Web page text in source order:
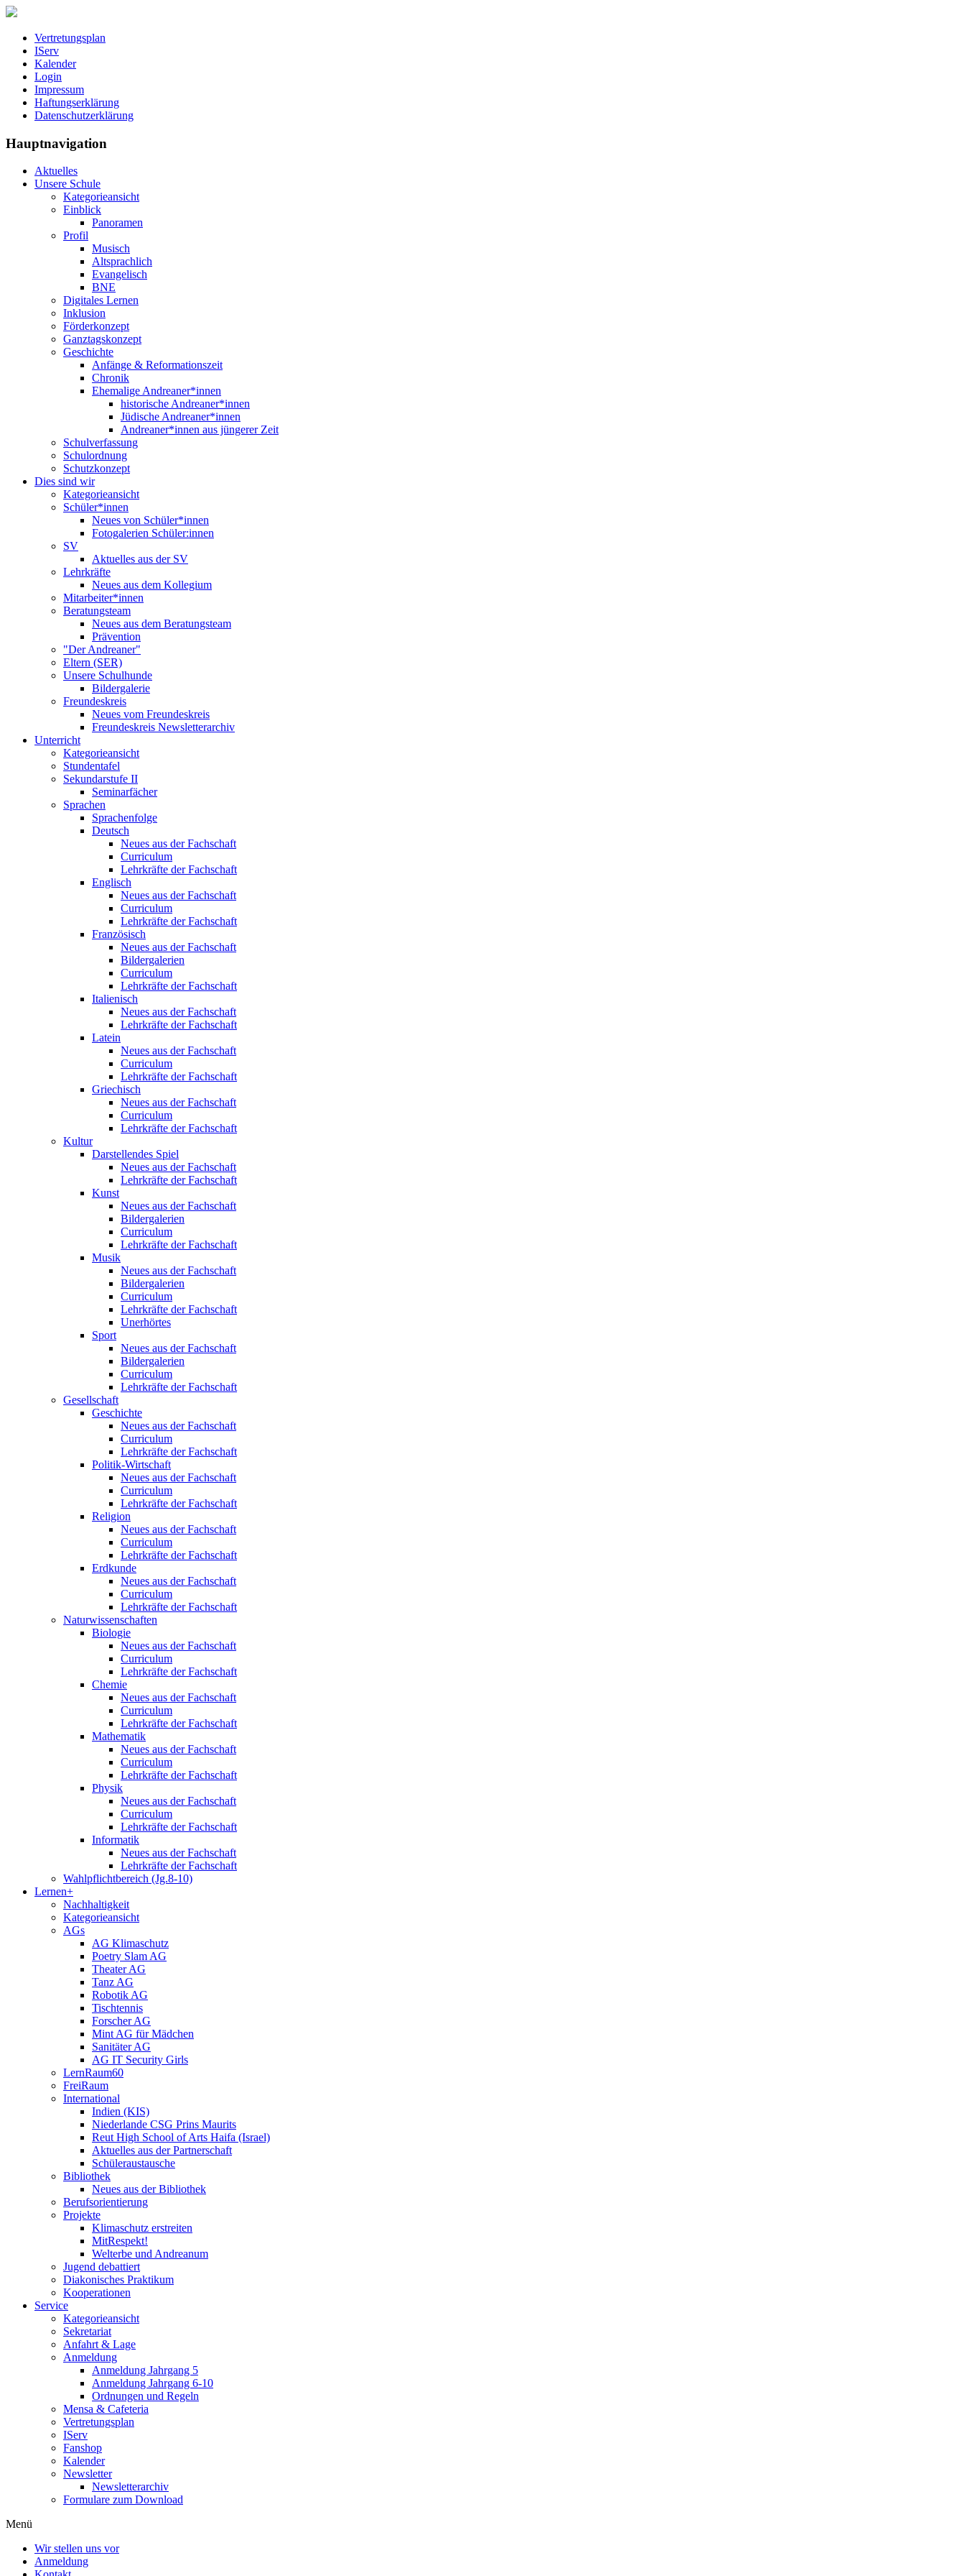
Vertretungsplan
IServ
Kalender
Login
Impressum
Haftungserklärung
Datenschutzerklärung
Hauptnavigation
Aktuelles
Unsere Schule
Kategorieansicht
Einblick
Panoramen
Profil
Musisch
Altsprachlich
Evangelisch
BNE
Digitales Lernen
Inklusion
Förderkonzept
Ganztagskonzept
Geschichte
Anfänge & Reformationszeit
Chronik
Ehemalige Andreaner*innen
historische Andreaner*innen
Jüdische Andreaner*innen
Andreaner*innen aus jüngerer Zeit
Schulverfassung
Schulordnung
Schutzkonzept
Dies sind wir
Kategorieansicht
Schüler*innen
Neues von Schüler*innen
Fotogalerien Schüler:innen
SV
Aktuelles aus der SV
Lehrkräfte
Neues aus dem Kollegium
Mitarbeiter*innen
Beratungsteam
Neues aus dem Beratungsteam
Prävention
"Der Andreaner"
Eltern (SER)
Unsere Schulhunde
Bildergalerie
Freundeskreis
Neues vom Freundeskreis
Freundeskreis Newsletterarchiv
Unterricht
Kategorieansicht
Stundentafel
Sekundarstufe II
Seminarfächer
Sprachen
Sprachenfolge
Deutsch
Neues aus der Fachschaft
Curriculum
Lehrkräfte der Fachschaft
Englisch
Neues aus der Fachschaft
Curriculum
Lehrkräfte der Fachschaft
Französisch
Neues aus der Fachschaft
Bildergalerien
Curriculum
Lehrkräfte der Fachschaft
Italienisch
Neues aus der Fachschaft
Lehrkräfte der Fachschaft
Latein
Neues aus der Fachschaft
Curriculum
Lehrkräfte der Fachschaft
Griechisch
Neues aus der Fachschaft
Curriculum
Lehrkräfte der Fachschaft
Kultur
Darstellendes Spiel
Neues aus der Fachschaft
Lehrkräfte der Fachschaft
Kunst
Neues aus der Fachschaft
Bildergalerien
Curriculum
Lehrkräfte der Fachschaft
Musik
Neues aus der Fachschaft
Bildergalerien
Curriculum
Lehrkräfte der Fachschaft
Unerhörtes
Sport
Neues aus der Fachschaft
Bildergalerien
Curriculum
Lehrkräfte der Fachschaft
Gesellschaft
Geschichte
Neues aus der Fachschaft
Curriculum
Lehrkräfte der Fachschaft
Politik-Wirtschaft
Neues aus der Fachschaft
Curriculum
Lehrkräfte der Fachschaft
Religion
Neues aus der Fachschaft
Curriculum
Lehrkräfte der Fachschaft
Erdkunde
Neues aus der Fachschaft
Curriculum
Lehrkräfte der Fachschaft
Naturwissenschaften
Biologie
Neues aus der Fachschaft
Curriculum
Lehrkräfte der Fachschaft
Chemie
Neues aus der Fachschaft
Curriculum
Lehrkräfte der Fachschaft
Mathematik
Neues aus der Fachschaft
Curriculum
Lehrkräfte der Fachschaft
Physik
Neues aus der Fachschaft
Curriculum
Lehrkräfte der Fachschaft
Informatik
Neues aus der Fachschaft
Lehrkräfte der Fachschaft
Wahlpflichtbereich (Jg.8-10)
Lernen+
Nachhaltigkeit
Kategorieansicht
AGs
AG Klimaschutz
Poetry Slam AG
Theater AG
Tanz AG
Robotik AG
Tischtennis
Forscher AG
Mint AG für Mädchen
Sanitäter AG
AG IT Security Girls
LernRaum60
FreiRaum
International
Indien (KIS)
Niederlande CSG Prins Maurits
Reut High School of Arts Haifa (Israel)
Aktuelles aus der Partnerschaft
Schüleraustausche
Bibliothek
Neues aus der Bibliothek
Berufsorientierung
Projekte
Klimaschutz erstreiten
MitRespekt!
Welterbe und Andreanum
Jugend debattiert
Diakonisches Praktikum
Kooperationen
Service
Kategorieansicht
Sekretariat
Anfahrt & Lage
Anmeldung
Anmeldung Jahrgang 5
Anmeldung Jahrgang 6-10
Ordnungen und Regeln
Mensa & Cafeteria
Vertretungsplan
IServ
Fanshop
Kalender
Newsletter
Newsletterarchiv
Formulare zum Download
Menü
Wir stellen uns vor
Anmeldung